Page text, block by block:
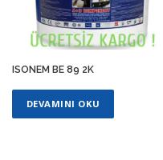
ISONEM BE 89 2K
DEVAMINI OKU